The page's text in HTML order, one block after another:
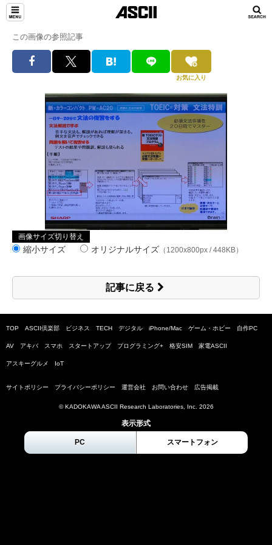
この画像の参照記事
お気に入り
画像サイズ切り替え
縮小サイズ オリジナルサイズ （1200x800px / 448KB）
記事に戻る
TOP ASCII倶楽部 ビジネス TECH デジタル iPhone/Mac ゲーム・ホビー 自作PC
AV アキバ スマホ スタートアップ プログラミング+ 格安SIM 家電ASCII
アスキーグルメ IoT
サイトポリシー プライバシーポリシー 運営会社 お問い合わせ 広告掲載
© KADOKAWA ASCII Research Laboratories, Inc. 2026
表示形式
PC スマートフォン